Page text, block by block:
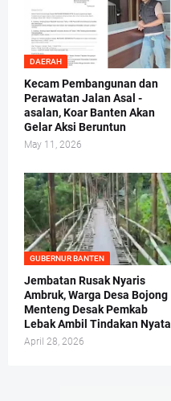
DAERAH
Kecam Pembangunan dan
Perawatan Jalan Asal -
asalan, Koar Banten Akan
Gelar Aksi Beruntun
May 11, 2026
GUBERNUR BANTEN
Jembatan Rusak Nyaris
Ambruk, Warga Desa Bojong
Menteng Desak Pemkab
Lebak Ambil Tindakan Nyata
April 28, 2026